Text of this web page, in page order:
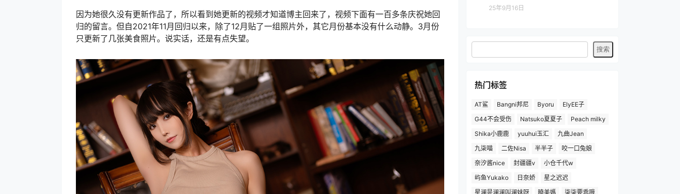
因为她很久没有更新作品了，所以看到她更新的视频才知道博主回来了，视频下面有一百多条庆祝她回
归的留言。但自2021年11月回归以来，除了12月贴了一组照片外，其它月份基本没有什么动静。3月份
只更新了几张美食照片。说实话，还是有点失望。
25年9月16日
热门标签
AT鲨 Bangni邦尼 Byoru
ElyEE子
G44不会受伤
Natsuko夏夏子
Peach milky
Shika小鹿鹿
yuuhui玉汇
九曲Jean
九柒喵
二佐Nisa 半半子
咬一口兔娘
奈汐酱nice
封疆疆v
小仓千代w
屿鱼Yukako
日奈娇
星之迟迟
星澜是澜澜叫澜妹呀
曉美媽
柒柒要乖哦